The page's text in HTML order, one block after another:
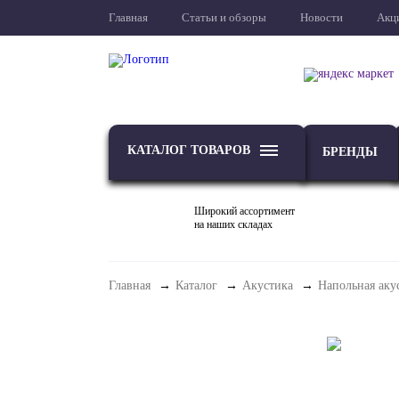
Главная Статьи и обзоры Новости
КАТАЛОГ ТОВАРОВ БРЕНДЫ
Широкий ассортимент
на наших складах
Главная Каталог Акустика Напольная